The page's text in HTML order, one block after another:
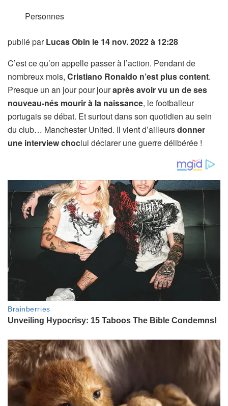
Personnes
publié parLucas Obin le 14 nov. 2022 à 12:28
C’est ce qu’on appelle passer à l’action. Pendant de
nombreux mois, Cristiano Ronaldo n’est plus content.
Presque un an jour pour jouraprès avoir vu un de ses
nouveau-nés mourir à la naissance, le footballeur
portugais se débat. Et surtout dans son quotidien au sein
du club… Manchester United. Il vient d’ailleursdonner
une interview choclui déclarer une guerre délibérée !